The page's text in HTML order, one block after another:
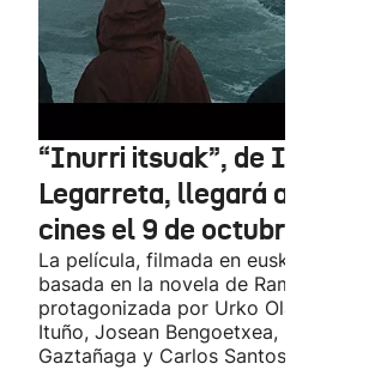
“Inurri itsuak”, de Igor
Legarreta, llegará a los
cines el 9 de octubre
La película, filmada en euskera, está
basada en la novela de Ramiro
protagonizada por Urko Olazabal,
Ituño, Josean Bengoetxea, Miren
Gaztañaga y Carlos Santos.